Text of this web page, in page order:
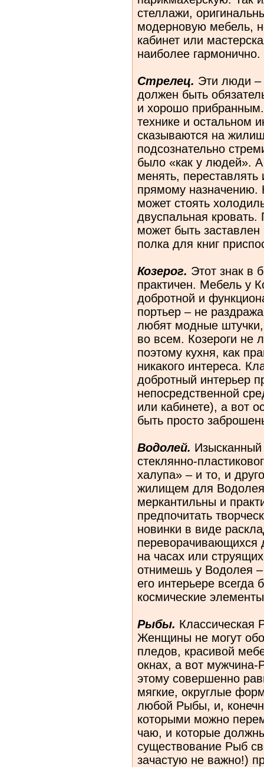
стеллажи,
модерновую мебель,
кабинет или
наиболее гармонично.
Стрелец. Эти люди
должен быть
и хорошо
технике и остальном
сказываются на
подсознательно
было «как у людей».
менять,
прямому назначению.
может стоять
двуспальная
может быть
полка для книг
Козерог. Этот знак в
практичен. Мебель у
добротной и
портьер – не
любят модные
во всем. Козероги не
поэтому кухня, как
никакого интереса.
добротный интерьер
непосредственной
или кабинете), а вот
быть просто
Водолей.
стеклянно-
халупа» – и то, и
жилищем для
меркантильны и
предпочитать
новинки в виде
переворачивающихся
на часах или
отнимешь у Водолея
его интерьере всегда
космические
Рыбы. Классическая
Женщины не могут
пледов, красивой
окнах, а вот
этому совершенно
мягкие, округлые
любой Рыбы, и,
которыми можно
чаю, и которые
существование Рыб
зачастую не важно!)